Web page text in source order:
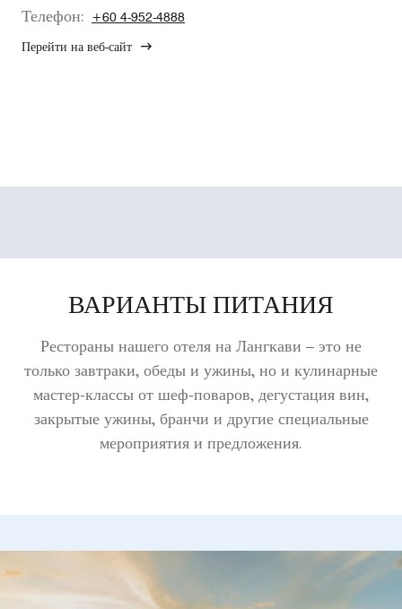
Телефон:
+60 4-952-4888
Перейти на веб-сайт
ВАРИАНТЫ ПИТАНИЯ
Рестораны нашего отеля на Лангкави – это не
только завтраки, обеды и ужины, но и кулинарные
мастер-классы от шеф-поваров, дегустация вин,
закрытые ужины, бранчи и другие специальные
мероприятия и предложения.